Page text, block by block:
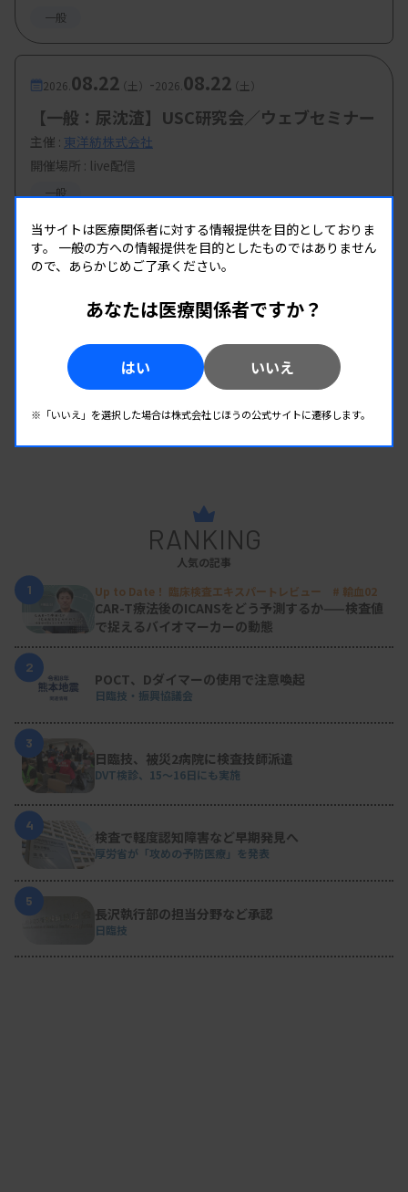
一般
2026. 08.22（土） -2026. 08.22（土）
【一般：尿沈渣】USC研究会／ウェブセミナー
主催 : 東洋紡株式会社
開催場所 : live配信
一般
RANKING
人気の記事
1
Up to Date！ 臨床検査エキスパートレビュー # 輸血02
CAR-T療法後のICANSをどう予測するか——検査値
で捉えるバイオマーカーの動態
2
POCT、Dダイマーの使用で注意喚起
日臨技・振興協議会
3
日臨技、被災2病院に検査技師派遣
DVT検診、15～16日にも実施
4
検査で軽度認知障害など早期発見へ
厚労省が「攻めの予防医療」を発表
5
長沢執行部の担当分野など承認
日臨技
当サイトは医療関係者に対する情報提供を目的としておりま
す。 一般の方への情報提供を目的としたものではありません
ので、あらかじめご了承ください。
あなたは医療関係者ですか？
はい いいえ
※「いいえ」を選択した場合は株式会社じほうの公式サイトに遷移します。